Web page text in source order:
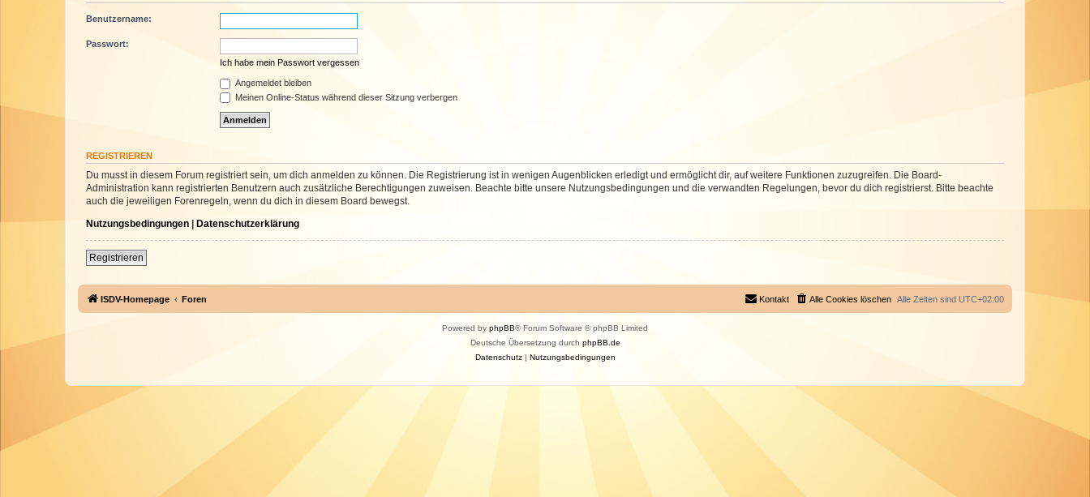
Benutzername:
Passwort:
Ich habe mein Passwort vergessen
Angemeldet bleiben
Meinen Online-Status während dieser Sitzung verbergen
REGISTRIEREN
Du musst in diesem Forum registriert sein, um dich anmelden zu können. Die Registrierung ist in wenigen Augenblicken erledigt und ermöglicht dir, auf weitere Funktionen zuzugreifen. Die Board-
Administration kann registrierten Benutzern auch zusätzliche Berechtigungen zuweisen. Beachte bitte unsere Nutzungsbedingungen und die verwandten Regelungen, bevor du dich registrierst. Bitte beachte
auch die jeweiligen Forenregeln, wenn du dich in diesem Board bewegst.
Nutzungsbedingungen | Datenschutzerklärung
Registrieren
ISDV-Homepage Foren Alle Zeiten sind UTC+02:00
Alle Cookies löschen
Kontakt
Powered by phpBB® Forum Software © phpBB Limited
Deutsche Übersetzung durch phpBB.de
Datenschutz| Nutzungsbedingungen